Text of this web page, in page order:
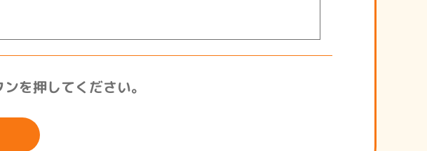
他の介護事業者や外部委託業者に提供すること
ンを押してください。